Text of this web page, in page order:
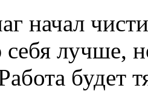
начал
себя лучше,
будет